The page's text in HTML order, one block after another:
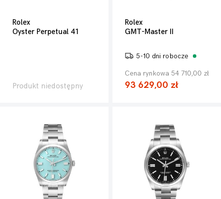
Rolex
Oyster Perpetual 41
Produkt niedostępny
Rolex
GMT-Master II
5-10 dni robocze
Cena rynkowa 54 710,00 zł
93 629,00 zł